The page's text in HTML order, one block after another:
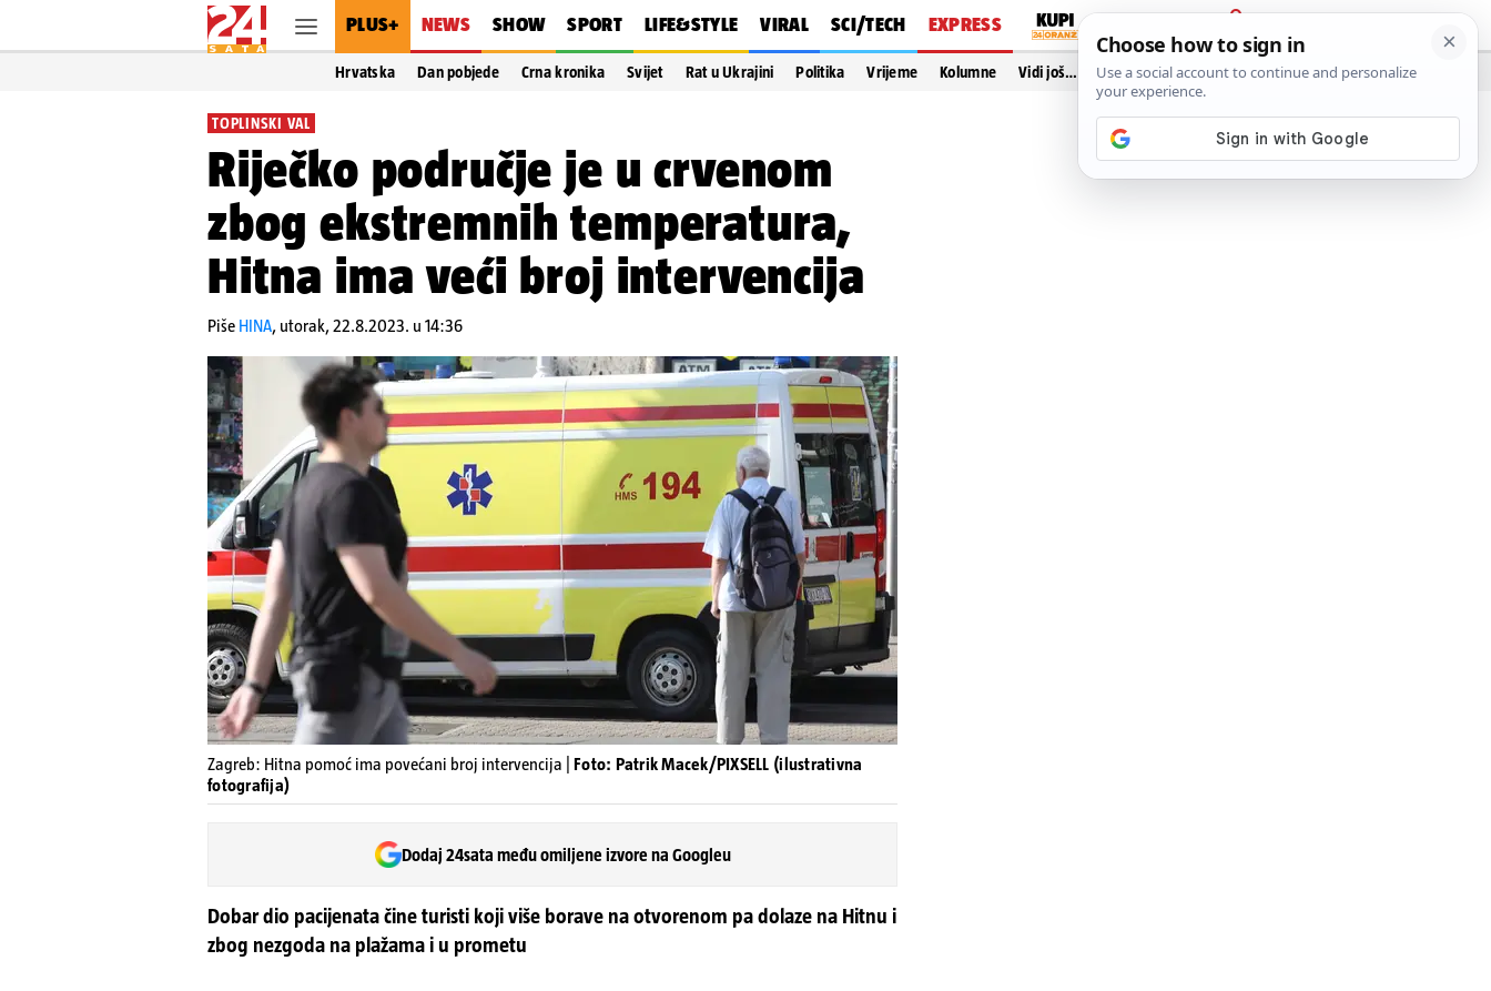
PLUS+ NEWS SHOW SPORT LIFE&STYLE VIRAL SCI/TECH EXPRESS
PRIJAVA
Hrvatska Dan pobjede Crna kronika Svijet Rat u Ukrajini Politika Vrijeme Kolumne Vidi još…
TOPLINSKI VAL
Riječko područje je u crvenom
zbog ekstremnih temperatura,
Hitna ima veći broj intervencija
Piše HINA, utorak, 22.8.2023. u 14:36
Zagreb: Hitna pomoć ima povećani broj intervencija | Foto: Patrik Macek/PIXSELL (ilustrativna
fotografija)
Dodaj 24sata među omiljene izvore na Googleu
Dobar dio pacijenata čine turisti koji više borave na otvorenom pa dolaze na Hitnu i
zbog nezgoda na plažama i u prometu